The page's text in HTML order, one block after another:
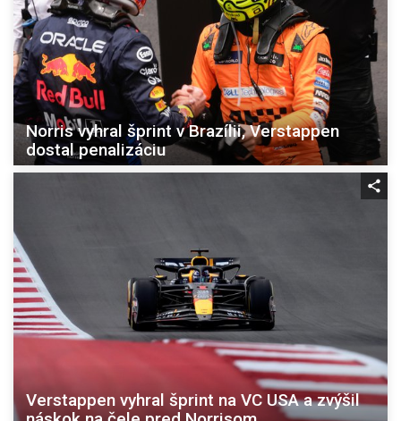
Norris vyhral šprint v Brazílii, Verstappen
dostal penalizáciu
Verstappen vyhral šprint na VC USA a zvýšil